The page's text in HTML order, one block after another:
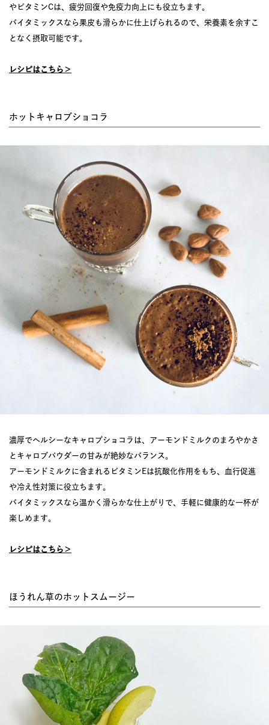
やビタミンCは、疲労回復や免疫力向上にも役立ちます。
バイタミックスなら果皮も滑らかに仕上げられるので、栄養素を余すこ
となく摂取可能です。
レシピはこちら＞
ホットキャロブショコラ
濃厚でヘルシーなキャロブショコラは、アーモンドミルクのまろやかさ
とキャロブパウダーの甘みが絶妙なバランス。
アーモンドミルクに含まれるビタミンEは抗酸化作用をもち、血行促進
や冷え性対策に役立ちます。
バイタミックスなら温かく滑らかな仕上がりで、手軽に健康的な一杯が
楽しめます。
レシピはこちら＞
ほうれん草のホットスムージー